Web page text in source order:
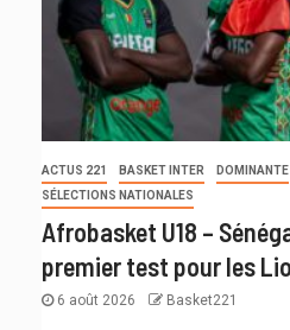
ACTUS 221 BASKET INTER DOMINANTE
SÉLECTIONS NATIONALES
Afrobasket U18 –
premier test pour les
6 août 2026 Basket221